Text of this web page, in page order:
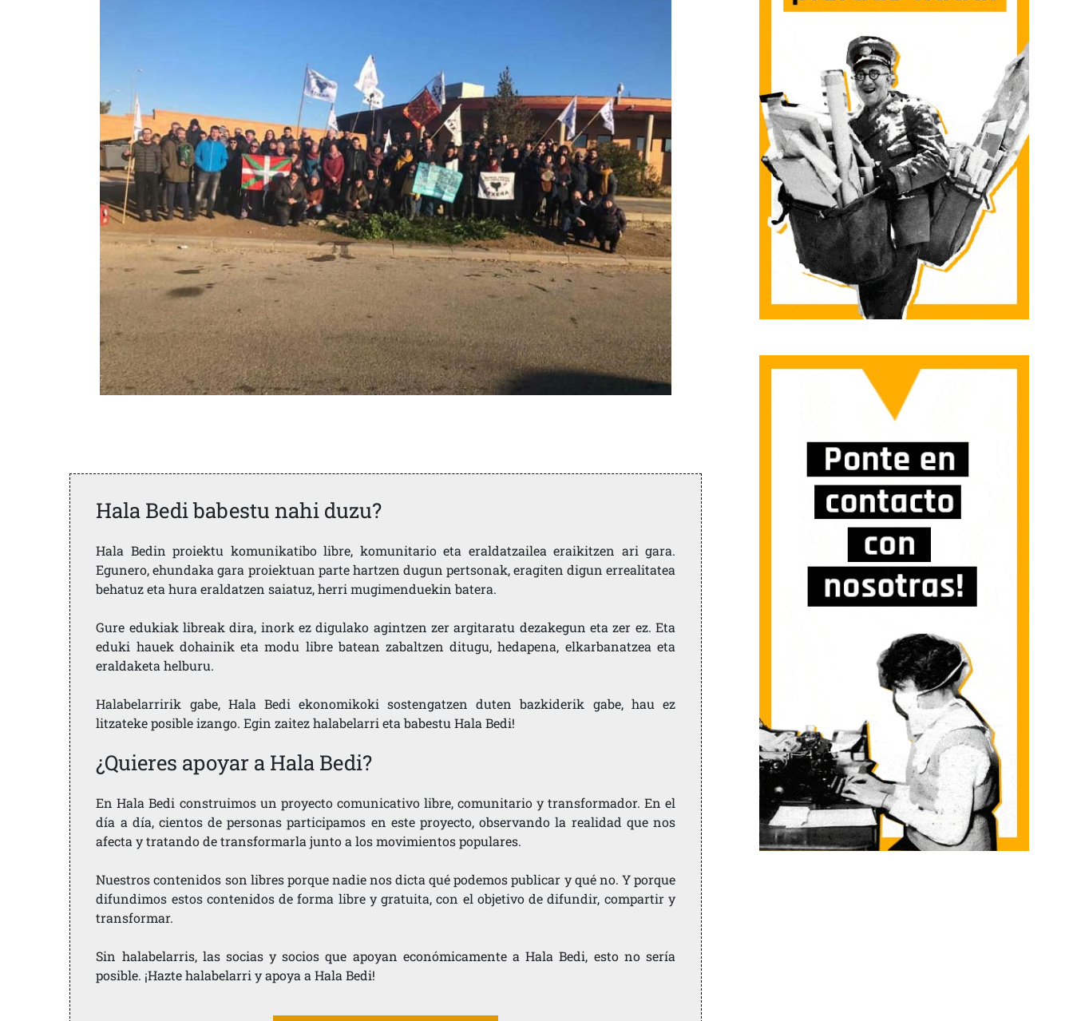
Hala Bedi babestu nahi duzu?
Hala Bedin proiektu komunikatibo libre, komunitario eta eraldatzailea eraikitzen ari gara.
Egunero, ehundaka gara proiektuan parte hartzen dugun pertsonak, eragiten digun errealitatea
behatuz eta hura eraldatzen saiatuz, herri mugimenduekin batera.
Gure edukiak libreak dira, inork ez digulako agintzen zer argitaratu dezakegun eta zer ez. Eta
eduki hauek dohainik eta modu libre batean zabaltzen ditugu, hedapena, elkarbanatzea eta
eraldaketa helburu.
Halabelarririk gabe, Hala Bedi ekonomikoki sostengatzen duten bazkiderik gabe, hau ez
litzateke posible izango. Egin zaitez halabelarri eta babestu Hala Bedi!
¿Quieres apoyar a Hala Bedi?
En Hala Bedi construimos un proyecto comunicativo libre, comunitario y transformador. En el
día a día, cientos de personas participamos en este proyecto, observando la realidad que nos
afecta y tratando de transformarla junto a los movimientos populares.
Nuestros contenidos son libres porque nadie nos dicta qué podemos publicar y qué no. Y porque
difundimos estos contenidos de forma libre y gratuita, con el objetivo de difundir, compartir y
transformar.
Sin halabelarris, las socias y socios que apoyan económicamente a Hala Bedi, esto no sería
posible. ¡Hazte halabelarri y apoya a Hala Bedi!